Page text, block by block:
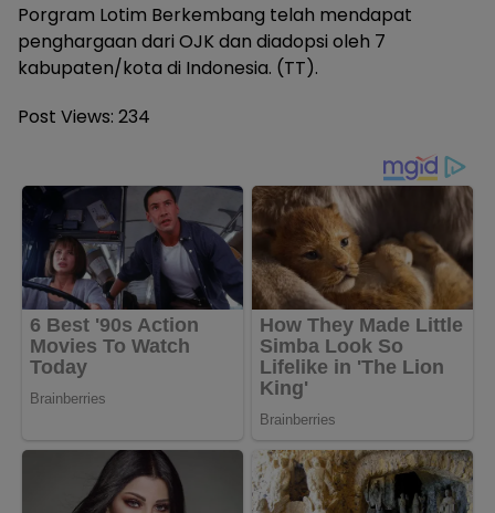
Porgram Lotim Berkembang telah mendapat
penghargaan dari OJK dan diadopsi oleh 7
kabupaten/kota di Indonesia. (TT).
Post Views: 234